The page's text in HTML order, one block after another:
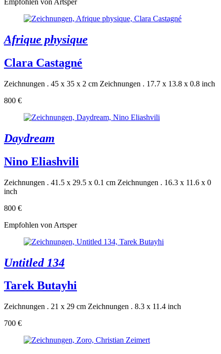
Empfohlen von Artsper
Afrique physique
Clara Castagné
Zeichnungen . 45 x 35 x 2 cm Zeichnungen . 17.7 x 13.8 x 0.8 inch
800 €
Daydream
Nino Eliashvili
Zeichnungen . 41.5 x 29.5 x 0.1 cm Zeichnungen . 16.3 x 11.6 x 0
inch
800 €
Empfohlen von Artsper
Untitled 134
Tarek Butayhi
Zeichnungen . 21 x 29 cm Zeichnungen . 8.3 x 11.4 inch
700 €